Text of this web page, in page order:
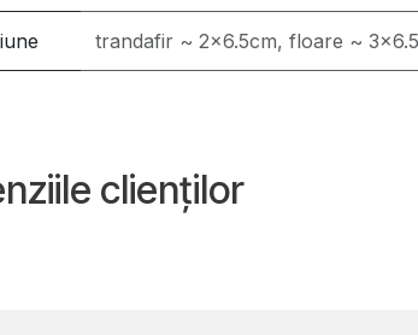
trandafir ~ 2x6.5cm, floare ~
clienților